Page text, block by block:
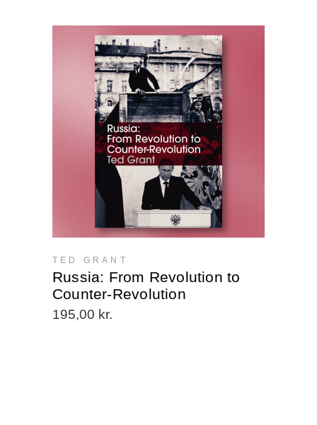
TED GRANT
Russia: From Revolution to
Counter-Revolution
195,00 kr.